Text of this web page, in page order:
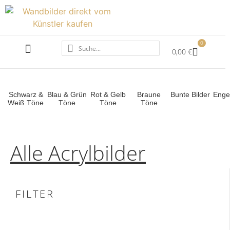
0,00€
0
Schwarz &
Weiß Töne
Blau & Grün
Töne
Rot & Gelb
Töne
Braune
Töne
Bunte Bilder
Alle Acrylbilder
FILTER